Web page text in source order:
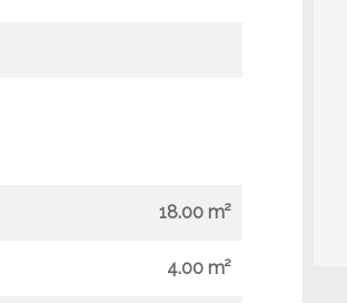
18.00 m²
4.00 m²